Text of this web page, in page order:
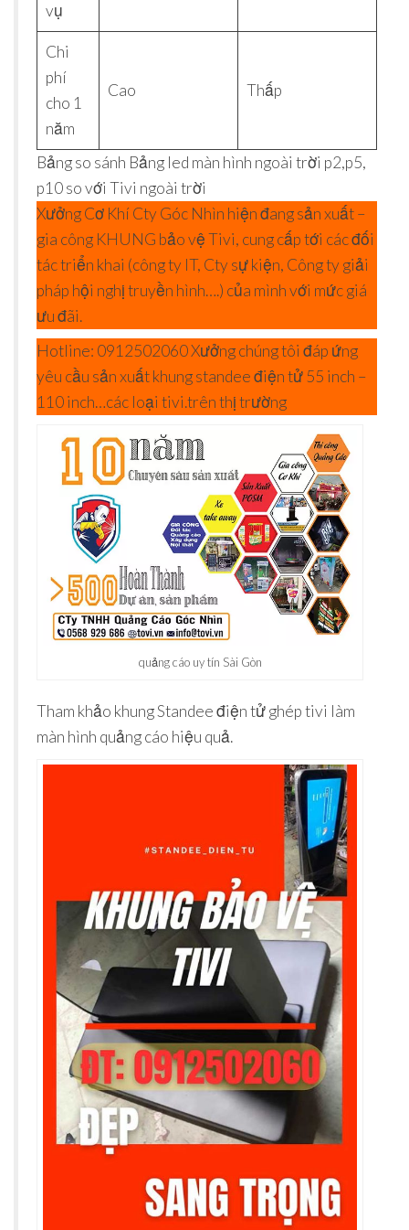
vụ
Chi
phí
cho 1
năm
Cao Thấp
Bảng so sánh Bảng led màn hình ngoài trời p2,p5,
p10 so với Tivi ngoài trời
Xưởng Cơ Khí Cty Góc Nhìn hiện đang sản xuất –
gia công KHUNG bảo vệ Tivi, cung cấp tới các đối
tác triển khai (công ty IT, Cty sự kiện, Công ty giải
pháp hội nghị truyền hình….) của mình với mức giá
ưu đãi.
Hotline: 0912502060 Xưởng chúng tôi đáp ứng
yêu cầu sản xuất khung standee điện tử 55 inch –
110 inch…các loại tivi.trên thị trường
quảng cáo uy tín Sài Gòn
Tham khảo khung Standee điện tử ghép tivi làm
màn hình quảng cáo hiệu quả.